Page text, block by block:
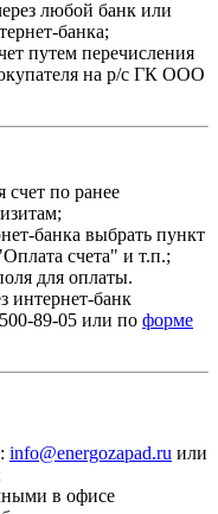
любой банк или
банка;
путем перечисления
на р/с ГК ООО
счет по ранее
банка выбрать пункт
счета" и т.п.;
для оплаты.
интернет-банк
89-05 или по форме
info@energozapad.ru или
в офисе